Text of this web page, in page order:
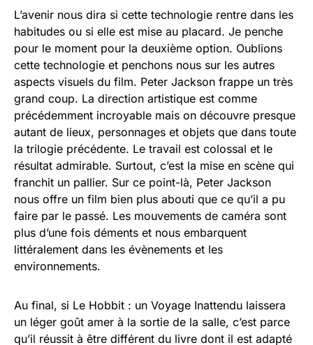
L’avenir nous dira si cette technologie rentre dans les
habitudes ou si elle est mise au placard. Je penche
pour le moment pour la deuxième option. Oublions
cette technologie et penchons nous sur les autres
aspects visuels du film. Peter Jackson frappe un très
grand coup. La direction artistique est comme
précédemment incroyable mais on découvre presque
autant de lieux, personnages et objets que dans toute
la trilogie précédente. Le travail est colossal et le
résultat admirable. Surtout, c’est la mise en scène qui
franchit un pallier. Sur ce point-là, Peter Jackson
nous offre un film bien plus abouti que ce qu’il a pu
faire par le passé. Les mouvements de caméra sont
plus d’une fois déments et nous embarquent
littéralement dans les évènements et les
environnements.
Au final, si Le Hobbit : un Voyage Inattendu laissera
un léger goût amer à la sortie de la salle, c’est parce
qu’il réussit à être différent du livre dont il est adapté